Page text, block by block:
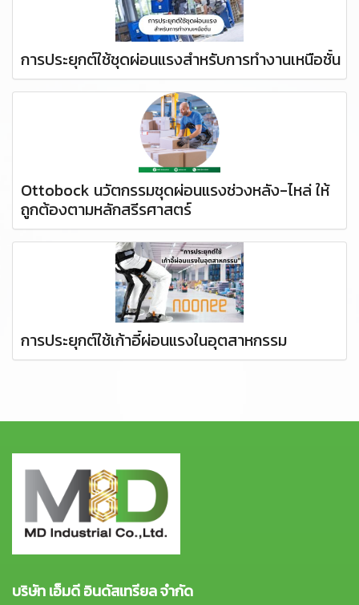
การประยุกต์ใช้ชุดผ่อนแรงสำหรับการทำงานเหนือชั้น
Ottobock นวัตกรรมชุดผ่อนแรงช่วงหลัง-ไหล่ ให้
ถูกต้องตามหลักสรีรศาสตร์
การประยุกต์ใช้เก้าอี้ผ่อนแรงในอุตสาหกรรม
บริษัท เอ็มดี อินดัสเทรียล จำกัด